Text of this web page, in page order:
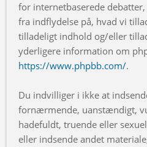
for internetbaserede
fra indflydelse på, hvad vi
tilladeligt indhold og/eller
yderligere information om
https://www.phpbb.com/.
Du indvilliger i ikke at
fornærmende, uanstændigt,
hadefuldt, truende eller
eller indsende andet